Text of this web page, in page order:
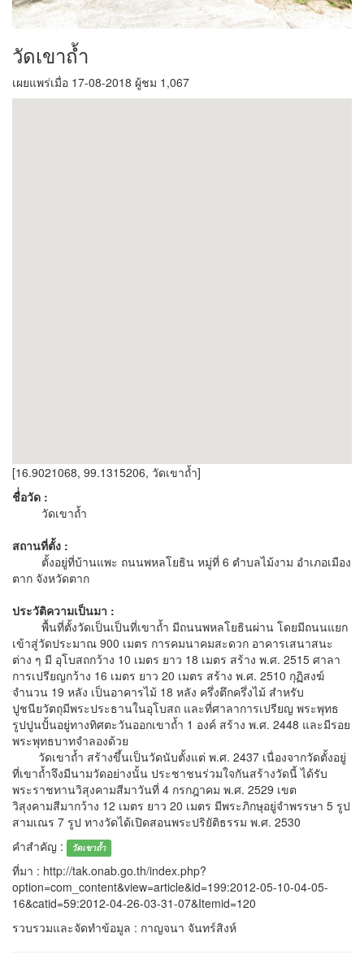
วัดเขาถ้ำ
เผยแพร่เมื่อ 17-08-2018 ผู้ชม 1,067
[16.9021068, 99.1315206, วัดเขาถ้ำ]
ชื่่อวัด :
วัดเขาถ้ำ
สถานที่ตั้ง :
ตั้งอยู่ที่บ้านแพะ ถนนพหลโยธิน หมู่ที่ 6 ตำบลไม้งาม อำเภอเมือง
ตาก จังหวัดตาก
ประวัติความเป็นมา :
พื้นที่ตั้งวัดเป็นเป็นที่เขาถ้ำ มีถนนพหลโยธินผ่าน โดยมีถนนแยก
เข้าสู่วัดประมาณ 900 เมตร การคมนาคมสะดวก อาคารเสนาสนะ
ต่าง ๆ มี อุโบสถกว้าง 10 เมตร ยาว 18 เมตร สร้าง พ.ศ. 2515 ศาลา
การเปรียญกว้าง 16 เมตร ยาว 20 เมตร สร้าง พ.ศ. 2510 กุฏิสงฆ์
จำนวน 19 หลัง เป็นอาคารไม้ 18 หลัง ครึ่งตึกครึ่งไม้ สำหรับ
ปูชนียวัตถุมีพระประธานในอุโบสถ และที่ศาลาการเปรียญ พระพุทธ
รูปปูนปั้นอยู่ทางทิศตะวันออกเขาถ้ำ 1 องค์ สร้าง พ.ศ. 2448 และมีรอย
พระพุทธบาทจำลองด้วย
วัดเขาถ้ำ สร้างขึ้นเป็นวัดนับตั้งแต่ พ.ศ. 2437 เนื่องจากวัดตั้งอยู่
ที่เขาถ้ำจึงมีนามวัดอย่างนั้น ประชาชนร่วมใจกันสร้างวัดนี้ ได้รับ
พระราชทานวิสุงคามสีมาวันที่ 4 กรกฎาคม พ.ศ. 2529 เขต
วิสุงคามสีมากว้าง 12 เมตร ยาว 20 เมตร มีพระภิกษุอยู่จำพรรษา 5 รูป
สามเณร 7 รูป ทางวัดได้เปิดสอนพระปริยัติธรรม พ.ศ. 2530
คำสำคัญ :
วัดเขาถ้ำ
ที่มา : http://tak.onab.go.th/index.php?
option=com_content&view=article&id=199:2012-05-10-04-05-
16&catid=59:2012-04-26-03-31-07&Itemid=120
รวบรวมและจัดทำข้อมูล : กาญจนา จันทร์สิงห์